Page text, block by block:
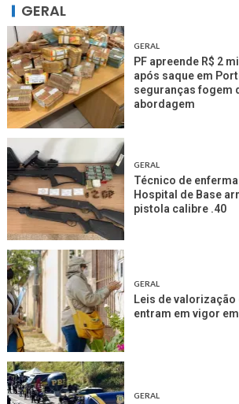
GERAL
GERAL
PF apreende R$ 2
após saque em
seguranças fogem
abordagem
GERAL
Técnico de
Hospital de Base
pistola calibre .40
GERAL
Leis de
entram em vigor
GERAL